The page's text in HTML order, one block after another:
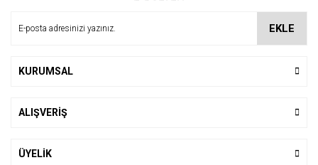
EKLE
KURUMSAL
ALIŞVERİŞ
ÜYELİK